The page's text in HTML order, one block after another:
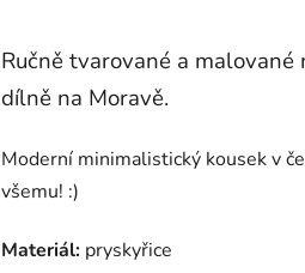
Ručně tvarované a
dílně na Moravě.
Moderní minimalistický kousek v
všemu! :)
Materiál: pryskyřice